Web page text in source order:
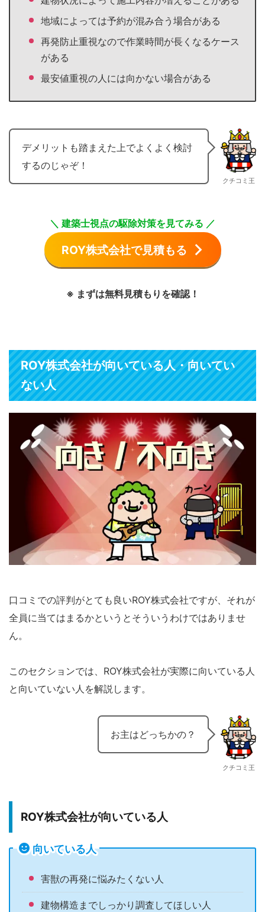
地域によっては予約が混み合う場合がある
再発防止重視なので作業時間が長くなるケース
がある
最安値重視の人には向かない場合がある
デメリットも踏まえた上でよくよく検討
するのじゃぞ！
クチコミ王
＼ 建築士視点の駆除対策を見てみる ／
ROY株式会社で見積もる
※ まずは無料見積もりを確認！
ROY株式会社が向いている人・向いてい
ない人
口コミでの評判がとても良いROY株式会社ですが、それが
全員に当てはまるかというとそういうわけではありませ
ん。
このセクションでは、ROY株式会社が実際に向いている人
と向いていない人を解説します。
お主はどっちかの？
クチコミ王
ROY株式会社が向いている人
向いている人
害獣の再発に悩みたくない人
建物構造までしっかり調査してほしい人